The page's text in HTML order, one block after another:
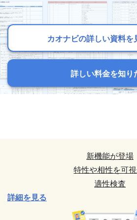
カオナビの詳しい資料を
詳しい料金を知り
カオナビの詳しい資料を
詳しい料金を知り
カオナビの詳しい資料を
詳しい料金を知り
新機能が登場
特性や相性を可
適性検査
詳細を見る